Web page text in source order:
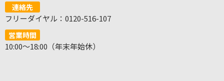
連絡先
フリーダイヤル：0120-516-107
営業時間
10:00～18:00（年末年始休）